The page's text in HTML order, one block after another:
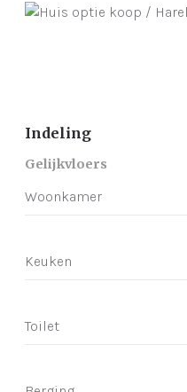
Indeling
Gelijkvloers
Woonkamer
Keuken
Toilet